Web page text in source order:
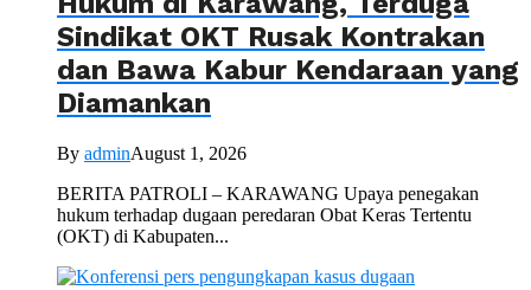
Sindikat OKT Rusak Kontrakan
dan Bawa Kabur Kendaraan yang
Diamankan
By adminAugust 1, 2026
BERITA PATROLI – KARAWANG Upaya penegakan
hukum terhadap dugaan peredaran Obat Keras Tertentu
(OKT) di Kabupaten...